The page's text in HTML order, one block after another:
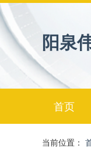
阳泉
首页
当前位置：